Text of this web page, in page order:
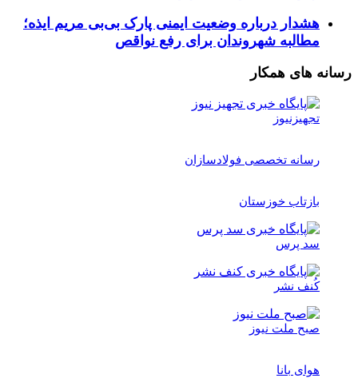
هشدار درباره وضعیت ایمنی پارک بی‌بی مریم ایذه؛
مطالبه شهروندان برای رفع نواقص
رسانه های همکار
تجهیزنیوز
رسانه تخصصی فولادسازان
بازتاب خوزستان
سد پرس
کُنف نشر
صبح ملت نیوز
هوای بانا